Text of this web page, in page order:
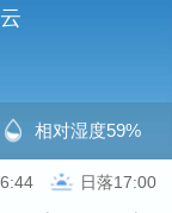
相对湿度59%
日落17:00